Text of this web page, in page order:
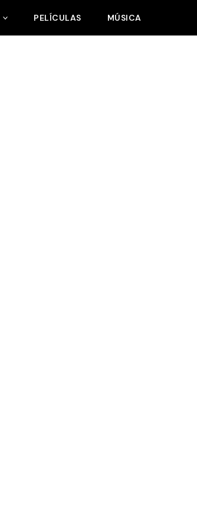
PELÍCULAS MÚSICA